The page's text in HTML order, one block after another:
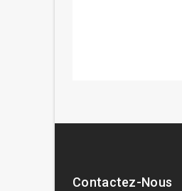
Contactez-Nous